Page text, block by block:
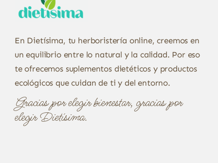
En Dietísima, tu herboristería online, creemos en
un equilibrio entre lo natural y la calidad. Por eso
te ofrecemos suplementos dietéticos y productos
ecológicos que cuidan de ti y del entorno.
Gracias por elegir bienestar, gracias por
elegir Dietísima.